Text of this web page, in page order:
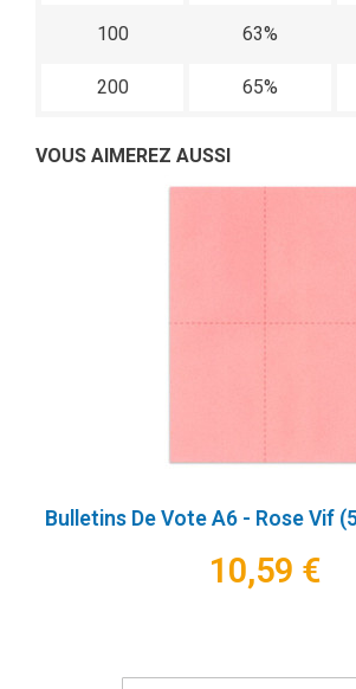
100 63%
200 65%
VOUS AIMEREZ AUSSI
Bulletins De Vote A6 - Rose Vif
10,59 €